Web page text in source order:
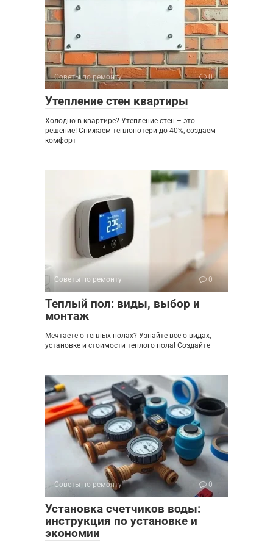
Советы по ремонту 0
Утепление стен квартиры
Холодно в квартире? Утепление стен – это
решение! Снижаем теплопотери до 40%, создаем
комфорт
Советы по ремонту 0
Теплый пол: виды, выбор и
монтаж
Мечтаете о теплых полах? Узнайте все о видах,
установке и стоимости теплого пола! Создайте
Советы по ремонту 0
Установка счетчиков воды:
инструкция по установке и
экономии